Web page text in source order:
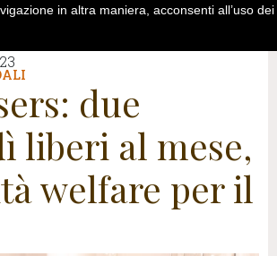
due
liberi al mese,
welfare per il
in altra maniera, acconsenti all’uso